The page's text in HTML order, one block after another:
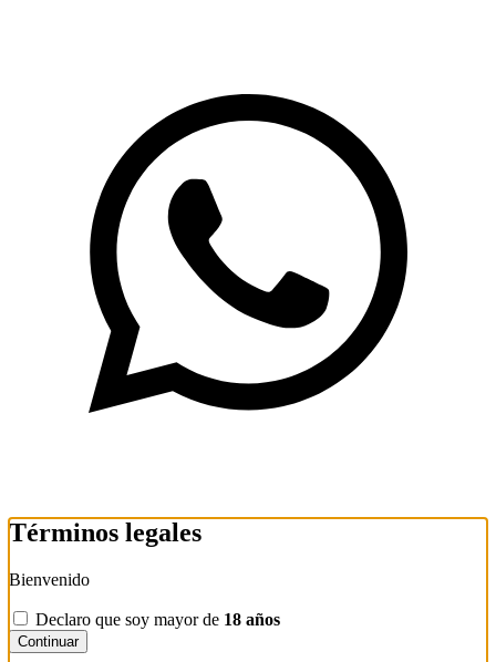
Términos legales
Bienvenido
Declaro que soy mayor de 18 años
Continuar